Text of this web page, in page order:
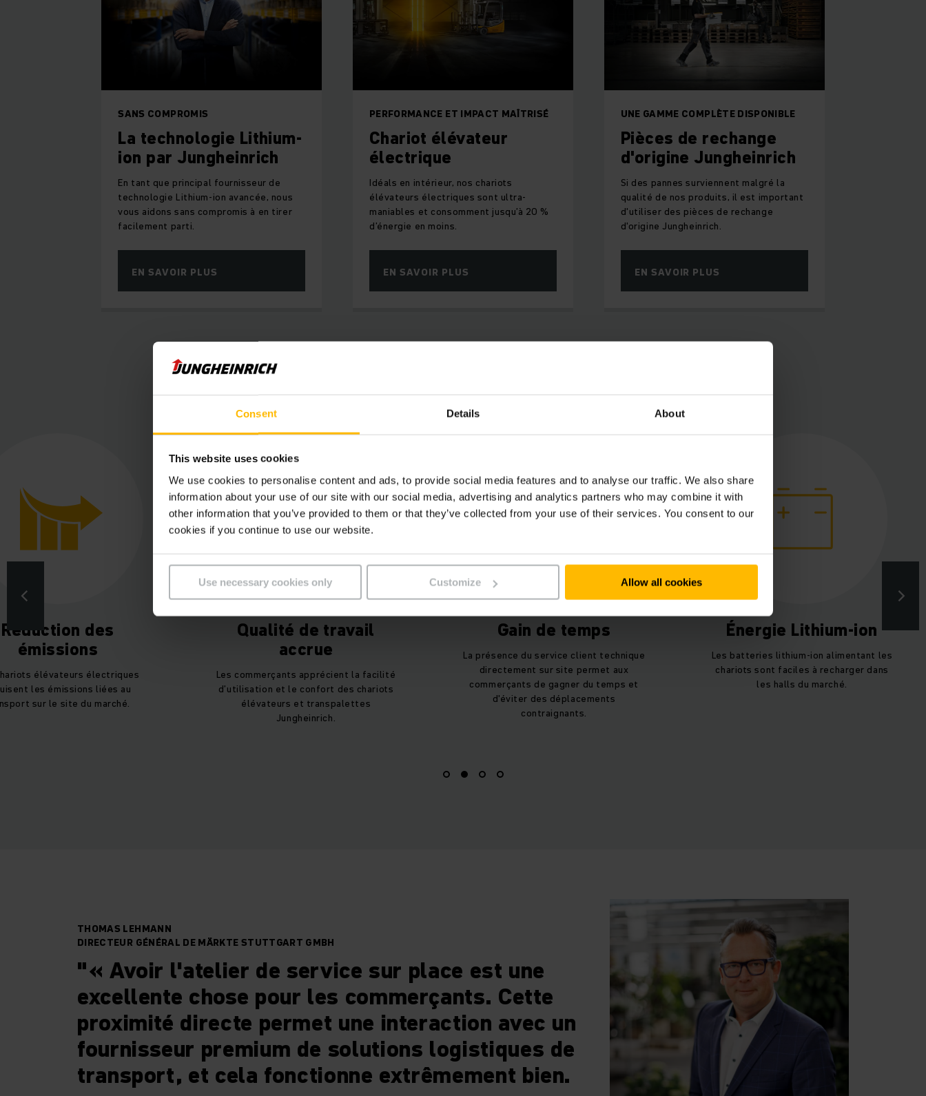
Consent Details About
This website uses cookies
We use cookies to personalise content and ads, to provide social media features and to analyse our traffic. We also share
information about your use of our site with our social media, advertising and analytics partners who may combine it with
other information that you’ve provided to them or that they’ve collected from your use of their services. You consent to our
cookies if you continue to use our website.
Use necessary cookies only Customize Allow all cookies
SANS COMPROMIS
La technologie Lithium-
ion par Jungheinrich
En tant que principal fournisseur de
technologie Lithium-ion avancée, nous
vous aidons sans compromis à en tirer
facilement parti.
EN SAVOIR PLUS
PERFORMANCE ET IMPACT MAÎTRISÉ
Chariot élévateur
électrique
Idéals en intérieur, nos chariots
élévateurs électriques sont ultra-
maniables et consomment jusqu’à 20 %
d’énergie en moins.
EN SAVOIR PLUS
UNE GAMME COMPLÈTE DISPONIBLE
Pièces de rechange
d'origine Jungheinrich
Si des pannes surviennent malgré la
qualité de nos produits, il est important
d'utiliser des pièces de rechange
d'origine Jungheinrich.
EN SAVOIR PLUS
Le marché de gros de Stuttgart en bref
Réduction des
émissions
élévateurs électriques
les émissions liées au
sur le site du marché.
Qualité de travail
accrue
Les commerçants apprécient la facilité
d’utilisation et le confort des chariots
élévateurs et transpalettes
Jungheinrich.
Gain de temps
La présence du service client technique
directement sur site permet aux
commerçants de gagner du temps et
d'éviter des déplacements
contraignants.
Énergie Lithium-ion
Les batteries lithium-ion alimentant les
chariots sont faciles à recharger dans
les halls du marché.
THOMAS LEHMANN
DIRECTEUR GÉNÉRAL DE MÄRKTE STUTTGART GMBH
"« Avoir l'atelier de service sur place est une
excellente chose pour les commerçants. Cette
proximité directe permet une interaction avec un
fournisseur premium de solutions logistiques de
transport, et cela fonctionne extrêmement bien.